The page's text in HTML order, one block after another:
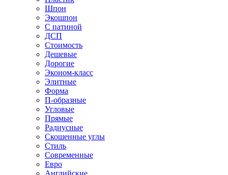
Шпон
Экошпон
С патиной
ДСП
Стоимость
Дешевые
Дорогие
Эконом-класс
Элитные
Форма
П-образные
Угловые
Прямые
Радиусные
Скошенные углы
Стиль
Современные
Евро
Английские